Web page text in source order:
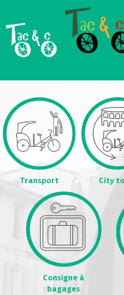
Transport City
Consigne à
bagages